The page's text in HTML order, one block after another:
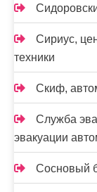
Сириус,
техники
Скиф,
Служба
эвакуации
Сосновый